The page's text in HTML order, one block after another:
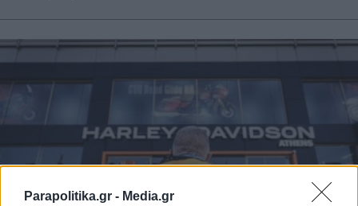
Parapolitika.gr - Media.gr